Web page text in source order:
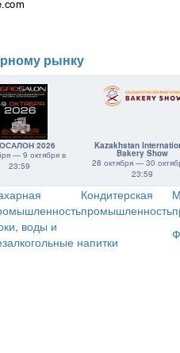
рынку
2026
— 9 октября в
23:59
Kazakhstan
Bakery Show
28 октября — 30
23:59
Кондитерская
промышленность
воды и
напитки